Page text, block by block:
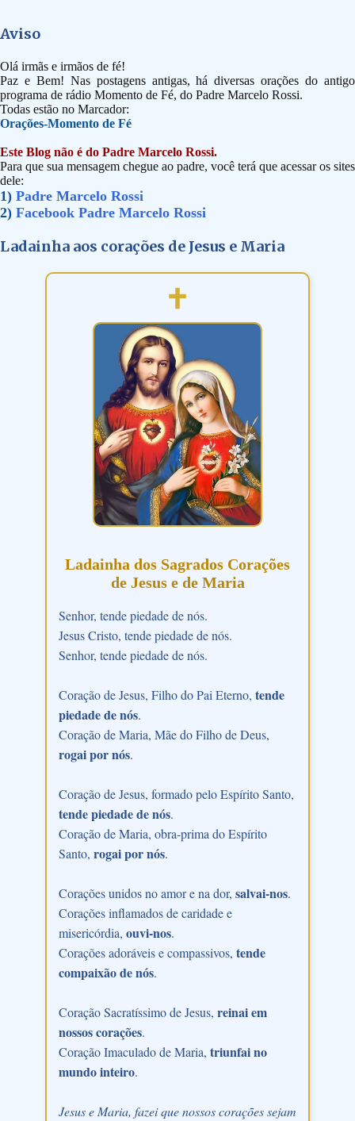
Aviso
Olá irmãs e irmãos de fé!
Paz e Bem! Nas postagens antigas, há diversas orações do antigo
programa de rádio Momento de Fé, do Padre Marcelo Rossi.
Todas estão no Marcador:
Orações-Momento de Fé
Este Blog não é do Padre Marcelo Rossi.
Para que sua mensagem chegue ao padre, você terá que acessar os sites
dele:
1) Padre Marcelo Rossi
2) Facebook Padre Marcelo Rossi
Ladainha aos corações de Jesus e Maria
Ladainha dos Sagrados Corações
de Jesus e de Maria
Senhor, tende piedade de nós.
Jesus Cristo, tende piedade de nós.
Senhor, tende piedade de nós.
Coração de Jesus, Filho do Pai Eterno, tende
piedade de nós.
Coração de Maria, Mãe do Filho de Deus,
rogai por nós.
Coração de Jesus, formado pelo Espírito Santo,
tende piedade de nós.
Coração de Maria, obra-prima do Espírito
Santo, rogai por nós.
Corações unidos no amor e na dor, salvai-nos.
Corações inflamados de caridade e
misericórdia, ouvi-nos.
Corações adoráveis e compassivos, tende
compaixão de nós.
Coração Sacratíssimo de Jesus, reinai em
nossos corações.
Coração Imaculado de Maria, triunfai no
mundo inteiro.
Jesus e Maria, fazei que nossos corações sejam